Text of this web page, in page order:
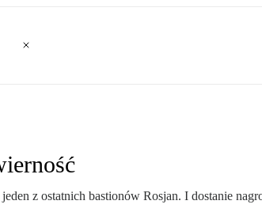
z ostatnich bastionów Rosjan. I dostanie